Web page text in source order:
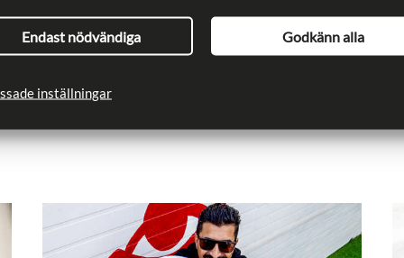
inställningar
Endast nödvändiga Godkänn alla
information, läspolicyn i sin helhet.
2018-01-19